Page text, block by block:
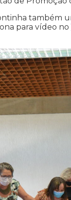
também
para vídeo no